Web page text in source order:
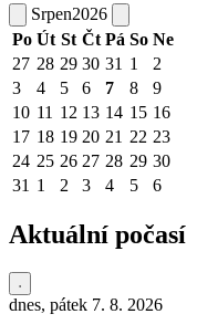
Srpen2026
Po Út St Čt Pá So Ne
27 28 29 30 31 1
2
3
4 5 6 7 8
9
10 11 12 13 14 15 16
17 18 19 20 21 22 23
24 25 26 27 28 29 30
31 1 2 3 4 5 6
Aktuální počasí
dnes, pátek 7. 8. 2026